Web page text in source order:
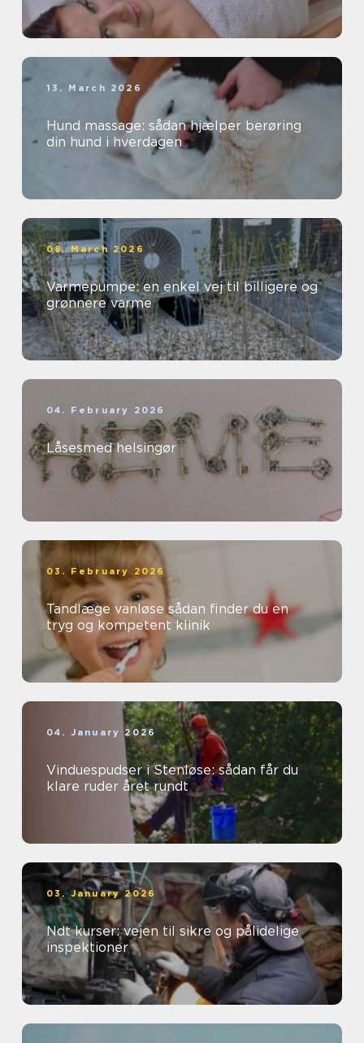
13. March 2026
Hund massage: sådan hjælper berøring
din hund i hverdagen
08. March 2026
Varmepumpe: en enkel vej til billigere og
grønnere varme
04. February 2026
Låsesmed helsingør
03. February 2026
Tandlæge vanløse sådan finder du en
tryg og kompetent klinik
04. January 2026
Vinduespudser i Stenløse: sådan får du
klare ruder året rundt
03. January 2026
Ndt kurser: vejen til sikre og pålidelige
inspektioner